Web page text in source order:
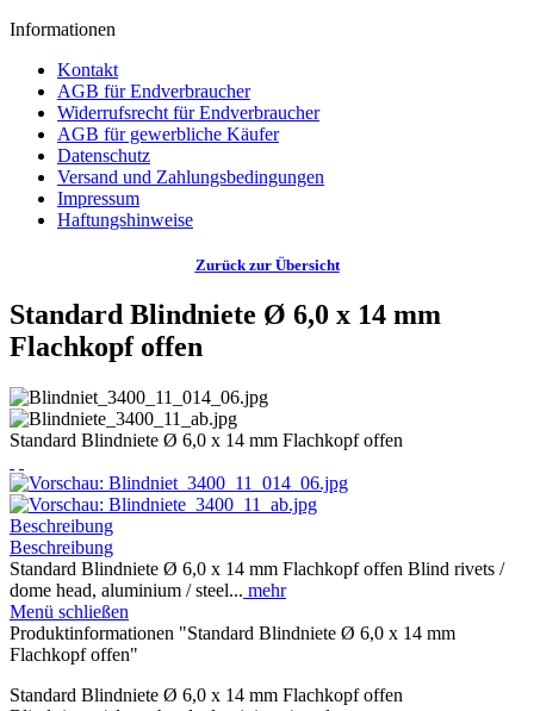
Informationen
Kontakt
AGB für Endverbraucher
Widerrufsrecht für Endverbraucher
AGB für gewerbliche Käufer
Datenschutz
Versand und Zahlungsbedingungen
Impressum
Haftungshinweise
Zurück zur Übersicht
Standard Blindniete Ø 6,0 x 14 mm
Flachkopf offen
Standard Blindniete Ø 6,0 x 14 mm Flachkopf offen
Beschreibung
Beschreibung
Standard Blindniete Ø 6,0 x 14 mm Flachkopf offen Blind rivets /
dome head, aluminium / steel... mehr
Menü schließen
Produktinformationen "Standard Blindniete Ø 6,0 x 14 mm
Flachkopf offen"
Standard Blindniete Ø 6,0 x 14 mm Flachkopf offen